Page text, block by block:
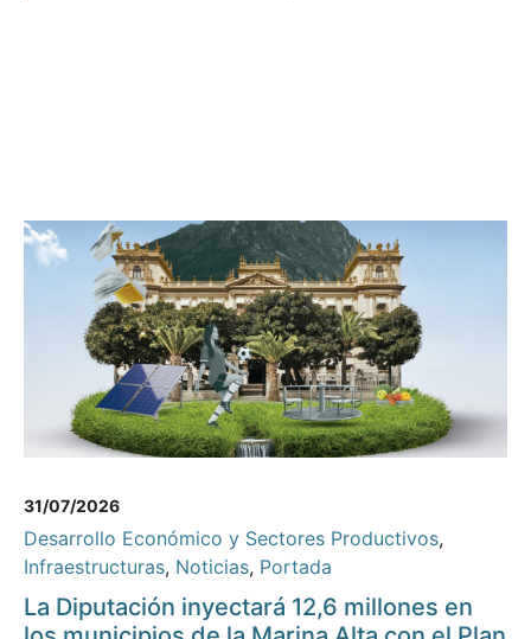
31/07/2026
Desarrollo Económico y Sectores Productivos,
Infraestructuras, Noticias, Portada
La Diputación inyectará 12,6 millones en